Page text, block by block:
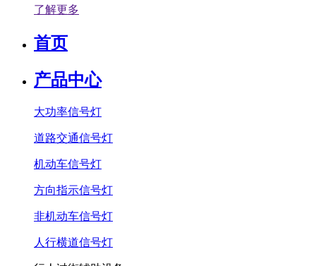
了解更多
首页
产品中心
大功率信号灯
道路交通信号灯
机动车信号灯
方向指示信号灯
非机动车信号灯
人行横道信号灯